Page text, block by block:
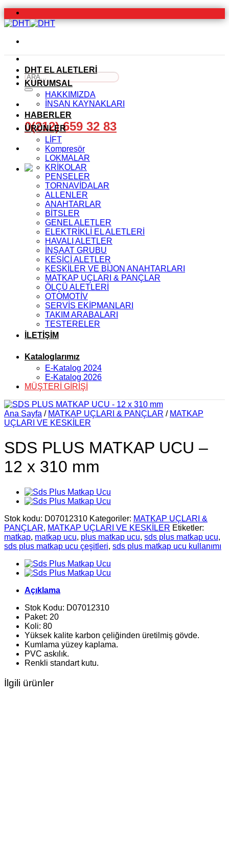
İçeriğe
atla
Ara:
0(212) 659 32 83
DHT EL ALETLERİ
KURUMSAL
HAKKIMIZDA
İNSAN KAYNAKLARI
HABERLER
ÜRÜNLER
LİFT
Kompresör
LOKMALAR
KRİKOLAR
PENSELER
TORNAVİDALAR
ALLENLER
ANAHTARLAR
BİTSLER
GENEL ALETLER
ELEKTRİKLİ EL ALETLERİ
HAVALI ALETLER
İNŞAAT GRUBU
KESİCİ ALETLER
KESKİLER VE BİJON ANAHTARLARI
MATKAP UÇLARI & PANÇLAR
ÖLÇÜ ALETLERİ
OTOMOTİV
SERVİS EKİPMANLARI
TAKIM ARABALARI
TESTERELER
İLETİŞİM
Kataloglarımız
E-Katalog 2024
E-Katalog 2026
MÜŞTERİ GİRİŞİ
Ana Sayfa / MATKAP UÇLARI & PANÇLAR / MATKAP
UÇLARI VE KESKİLER
SDS PLUS MATKAP UCU –
12 x 310 mm
Stok kodu: D07012310 Kategoriler: MATKAP UÇLARI &
PANÇLAR, MATKAP UÇLARI VE KESKİLER Etiketler:
matkap, matkap ucu, plus matkap ucu, sds plus matkap ucu,
sds plus matkap ucu çeşitleri, sds plus matkap ucu kullanımı
Açıklama
Stok Kodu: D07012310
Paket: 20
Koli: 80
Yüksek kalite karbon çeliğinden üretilmiş gövde.
Kumlama yüzey kaplama.
PVC askılık.
Renkli standart kutu.
İlgili ürünler